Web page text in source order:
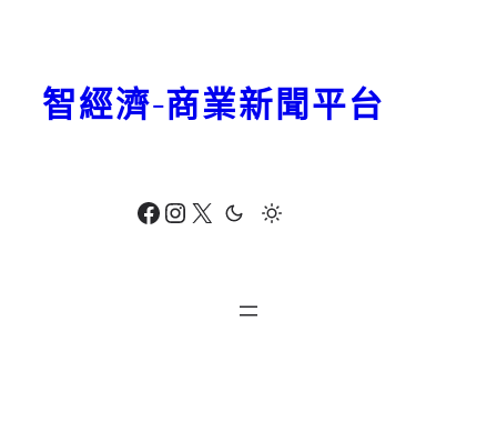
Facebook Instagram X
智經濟-商業新聞平台